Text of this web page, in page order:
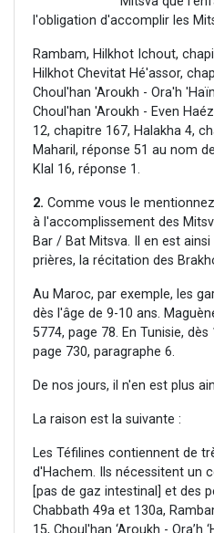
l'obligation d'accomplir les
Rambam, Hilkhot Ichout,
Hilkhot Chevitat Hé'assor,
Choul'han 'Aroukh - Ora'h
Choul'han 'Aroukh - Even
12, chapitre 167, Halakha 4,
Maharil, réponse 51 au nom
Klal 16, réponse 1.
2. Comme vous le
à l'accomplissement des
Bar / Bat Mitsva. Il en est
prières, la récitation des
Au Maroc, par exemple, les
dès l'âge de 9-10 ans.
5774, page 78. En Tunisie,
page 730, paragraphe 6.
De nos jours, il n'en est plus
La raison est la suivante :
Les Téfilines contiennent de
d'Hachem. Ils nécessitent un
[pas de gaz intestinal] et des
Chabbath 49a et 130a,